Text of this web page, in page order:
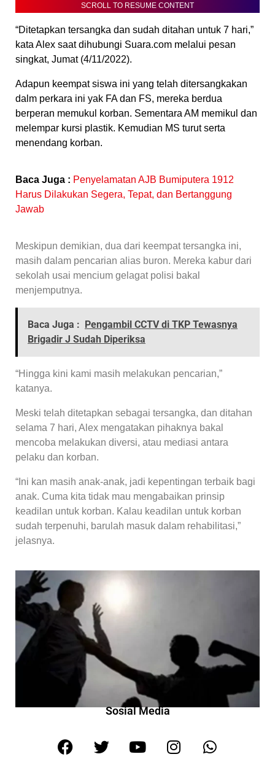
SCROLL TO RESUME CONTENT
“Ditetapkan tersangka dan sudah ditahan untuk 7 hari,”
kata Alex saat dihubungi Suara.com melalui pesan
singkat, Jumat (4/11/2022).
Adapun keempat siswa ini yang telah ditersangkakan
dalm perkara ini yak FA dan FS, mereka berdua
berperan memukul korban. Sementara AM memikul dan
melempar kursi plastik. Kemudian MS turut serta
menendang korban.
Baca Juga : Penyelamatan AJB Bumiputera 1912
Harus Dilakukan Segera, Tepat, dan Bertanggung
Jawab
Meskipun demikian, dua dari keempat tersangka ini,
masih dalam pencarian alias buron. Mereka kabur dari
sekolah usai mencium gelagat polisi bakal
menjemputnya.
Baca Juga : Pengambil CCTV di TKP Tewasnya
Brigadir J Sudah Diperiksa
“Hingga kini kami masih melakukan pencarian,”
katanya.
Meski telah ditetapkan sebagai tersangka, dan ditahan
selama 7 hari, Alex mengatakan pihaknya bakal
mencoba melakukan diversi, atau mediasi antara
pelaku dan korban.
“Ini kan masih anak-anak, jadi kepentingan terbaik bagi
anak. Cuma kita tidak mau mengabaikan prinsip
keadilan untuk korban. Kalau keadilan untuk korban
sudah terpenuhi, barulah masuk dalam rehabilitasi,”
jelasnya.
Sosial Media